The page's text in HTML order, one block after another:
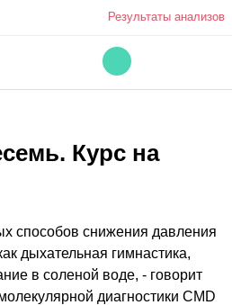
Результаты анализов
Курс на
способов снижения давления
дыхательная гимнастика,
в соленой воде, - говорит
диагностики CMD